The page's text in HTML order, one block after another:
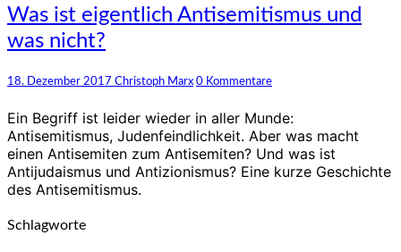
Was
ist
eigentlich
und
nicht?
Was ist eigentlich Antisemitismus und
was nicht?
18. Dezember 2017 Christoph Marx Kommentare
0 Kommentare
Ein Begriff ist leider wieder in aller Munde:
Antisemitismus, Judenfeindlichkeit. Aber was macht
einen Antisemiten zum Antisemiten? Und was ist
Antijudaismus und Antizionismus? Eine kurze Geschichte
des Antisemitismus.
Schlagworte